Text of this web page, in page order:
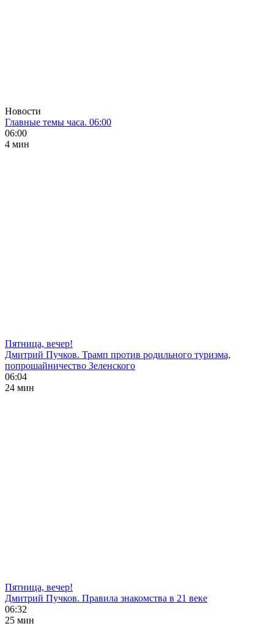
Новости
Главные темы часа. 06:00
06:00
4 мин
Пятница, вечер!
Дмитрий Пучков. Трамп против родильного туризма,
попрошайничество Зеленского
06:04
24 мин
Пятница, вечер!
Дмитрий Пучков. Правила знакомства в 21 веке
06:32
25 мин